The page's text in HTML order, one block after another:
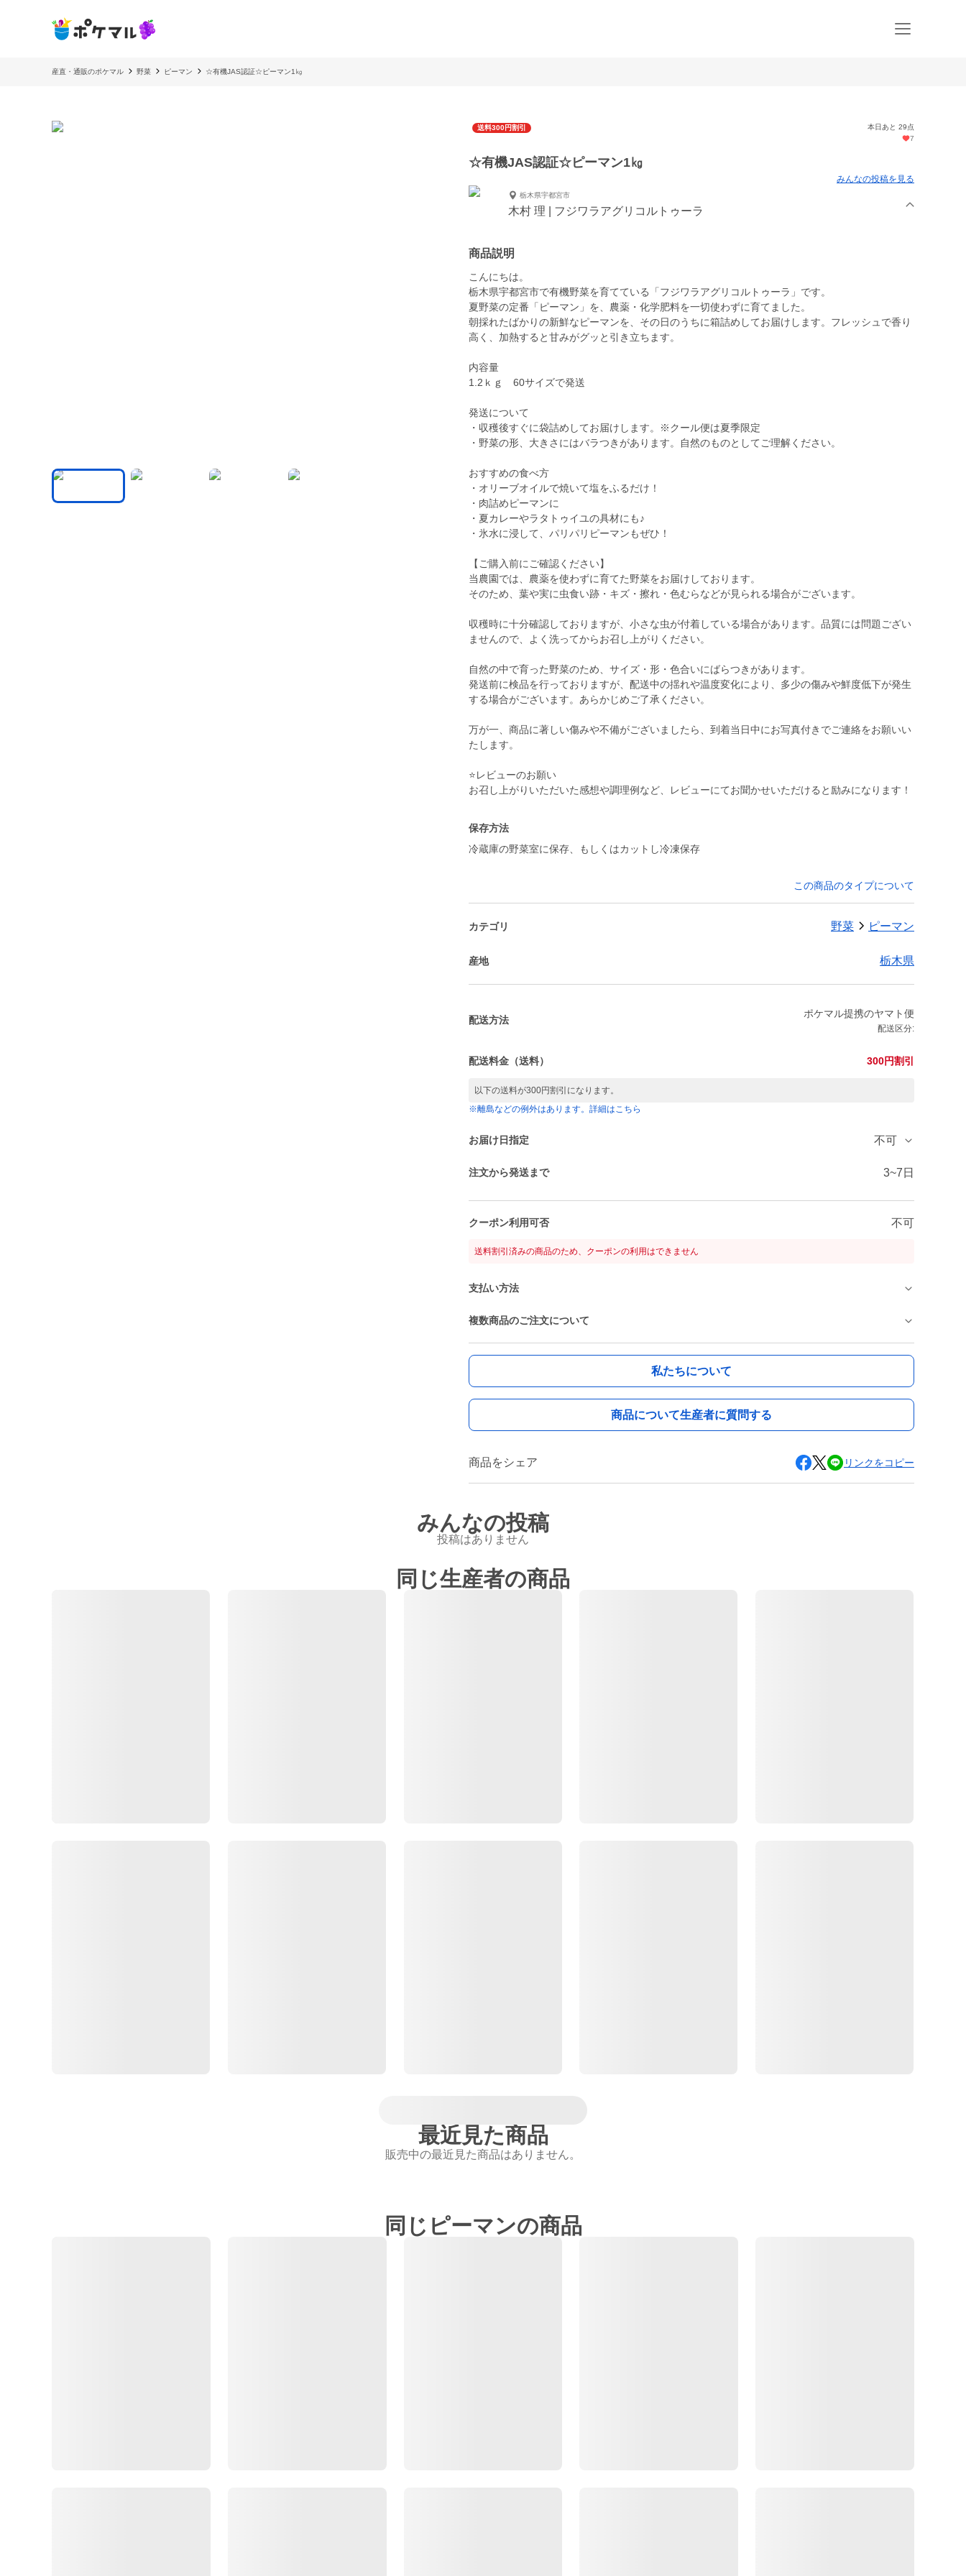
産直・通販のポケマル 野菜 ピーマン ☆有機JAS認証☆ピーマン1㎏
送料300円割引
本日あと 29点
7
☆有機JAS認証☆ピーマン1㎏
みんなの投稿を見る
栃木県宇都宮市
木村 理 | フジワラアグリコルトゥーラ
商品説明
こんにちは。
栃木県宇都宮市で有機野菜を育てている「フジワラアグリコルトゥーラ」です。
夏野菜の定番「ピーマン」を、農薬・化学肥料を一切使わずに育てました。
朝採れたばかりの新鮮なピーマンを、その日のうちに箱詰めしてお届けします。フレッシュで香り
高く、加熱すると甘みがグッと引き立ちます。
内容量
1.2ｋｇ 60サイズで発送
発送について
・収穫後すぐに袋詰めしてお届けします。※クール便は夏季限定
・野菜の形、大きさにはバラつきがあります。自然のものとしてご理解ください。
おすすめの食べ方
・オリーブオイルで焼いて塩をふるだけ！
・肉詰めピーマンに
・夏カレーやラタトゥイユの具材にも♪
・氷水に浸して、パリパリピーマンもぜひ！
【ご購入前にご確認ください】
当農園では、農薬を使わずに育てた野菜をお届けしております。
そのため、葉や実に虫食い跡・キズ・擦れ・色むらなどが見られる場合がございます。
収穫時に十分確認しておりますが、小さな虫が付着している場合があります。品質には問題ござい
ませんので、よく洗ってからお召し上がりください。
自然の中で育った野菜のため、サイズ・形・色合いにばらつきがあります。
発送前に検品を行っておりますが、配送中の揺れや温度変化により、多少の傷みや鮮度低下が発生
する場合がございます。あらかじめご了承ください。
万が一、商品に著しい傷みや不備がございましたら、到着当日中にお写真付きでご連絡をお願いい
たします。
⭐️レビューのお願い
お召し上がりいただいた感想や調理例など、レビューにてお聞かせいただけると励みになります！
保存方法
冷蔵庫の野菜室に保存、もしくはカットし冷凍保存
この商品のタイプについて
カテゴリ 野菜 ピーマン
産地 栃木県
配送方法
ポケマル提携のヤマト便
配送区分:
配送料金（送料） 300円割引
以下の送料が300円割引になります。
※離島などの例外はあります。詳細はこちら
お届け日指定 不可
注文から発送まで 3~7日
クーポン利用可否 不可
送料割引済みの商品のため、クーポンの利用はできません
支払い方法
複数商品のご注文について
私たちについて
商品について生産者に質問する
商品をシェア リンクをコピー
みんなの投稿
投稿はありません
同じ生産者の商品
最近見た商品
販売中の最近見た商品はありません。
同じピーマンの商品